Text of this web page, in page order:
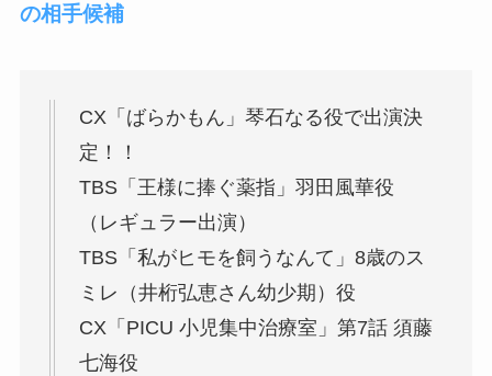
の相手候補
CX「ばらかもん」琴石なる役で出演決
定！！
TBS「王様に捧ぐ薬指」羽田風華役
（レギュラー出演）
TBS「私がヒモを飼うなんて」8歳のス
ミレ（井桁弘恵さん幼少期）役
CX「PICU 小児集中治療室」第7話 須藤
七海役